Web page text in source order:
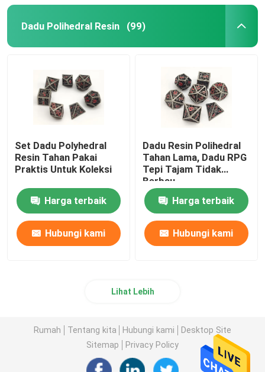
Dadu Polihedral Resin (99)
Set Dadu Polyhedral
Resin Tahan Pakai
Praktis Untuk Koleksi
Harga terbaik
Hubungi kami
Dadu Resin Polihedral
Tahan Lama, Dadu RPG
Tepi Tajam Tidak
Berbau
Harga terbaik
Hubungi kami
Lihat Lebih
Rumah Tentang kita Hubungi kami
Desktop Site
Sitemap
Privacy Policy